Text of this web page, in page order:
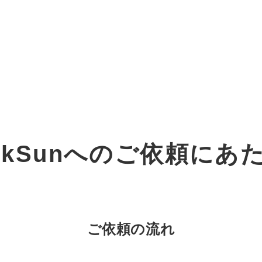
コ
BPO支援 定
拡
へのご依頼にあ
ご依頼の流れ